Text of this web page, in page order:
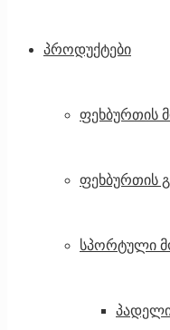
პროდუქტები
ფეხბურთის
ფეხბურთის
სპორტული